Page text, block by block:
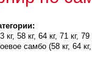
58 кг, 64 кг, 71 кг, 79
самбо (58 кг, 64 кг,